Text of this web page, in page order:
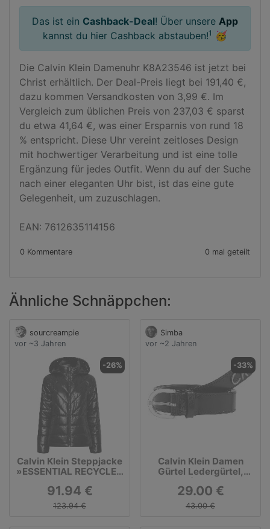
Das ist ein Cashback-Deal! Über unsere App
kannst du hier Cashback abstauben!1 🥳
Die Calvin Klein Damenuhr K8A23546 ist jetzt bei
Christ erhältlich. Der Deal-Preis liegt bei 191,40 €,
dazu kommen Versandkosten von 3,99 €. Im
Vergleich zum üblichen Preis von 237,03 € sparst
du etwa 41,64 €, was einer Ersparnis von rund 18
% entspricht. Diese Uhr vereint zeitloses Design
mit hochwertiger Verarbeitung und ist eine tolle
Ergänzung für jedes Outfit. Wenn du auf der Suche
nach einer eleganten Uhr bist, ist das eine gute
Gelegenheit, um zuzuschlagen.
EAN: 7612635114156
0 Kommentare 0 mal geteilt
Ähnliche Schnäppchen:
sourcreampie
vor ~3 Jahren
-26%
Calvin Klein Steppjacke
»ESSENTIAL RECYCLED
91.94 €
123.94 €
Simba
vor ~2 Jahren
-33%
Calvin Klein Damen
Gürtel Ledergürtel,
29.00 €
43.00 €